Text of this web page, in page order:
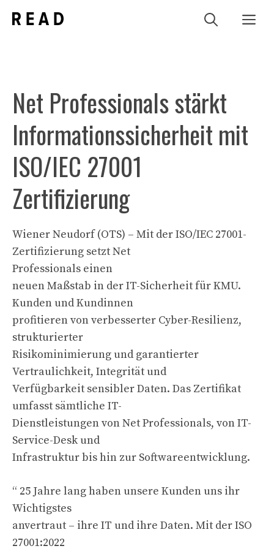
Inhalt
Net Professionals stärkt
Informationssicherheit mit
ISO/IEC 27001
Zertifizierung
Wiener Neudorf (OTS) – Mit der ISO/IEC 27001-
Zertifizierung setzt Net
Professionals einen
neuen Maßstab in der IT-Sicherheit für KMU.
Kunden und Kundinnen
profitieren von verbesserter Cyber-Resilienz,
strukturierter
Risikominimierung und garantierter
Vertraulichkeit, Integrität und
Verfügbarkeit sensibler Daten. Das Zertifikat
umfasst sämtliche IT-
Dienstleistungen von Net Professionals, von IT-
Service-Desk und
Infrastruktur bis hin zur Softwareentwicklung.
“ 25 Jahre lang haben unsere Kunden uns ihr
Wichtigstes
anvertraut – ihre IT und ihre Daten. Mit der ISO
27001:2022